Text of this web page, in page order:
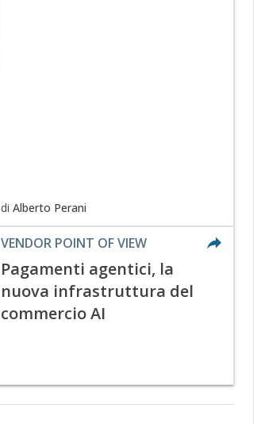
diAlberto Perani
VENDOR POINT OF VIEW
Pagamenti agentici, la
nuova infrastruttura del
commercio AI